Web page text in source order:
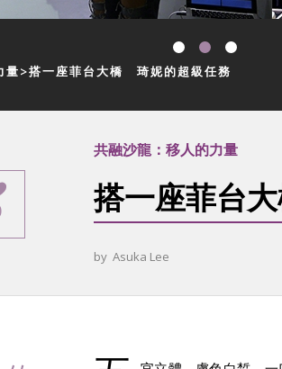
量 搭一座菲台大橋 琦妮的超級任務
共融沙龍：移人的力量
搭一座菲台
by Asuka Lee